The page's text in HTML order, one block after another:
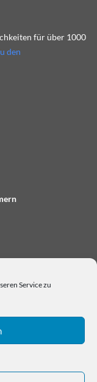
Service zu
für über 1000
den